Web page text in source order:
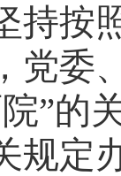
持按
党委
”的
规定